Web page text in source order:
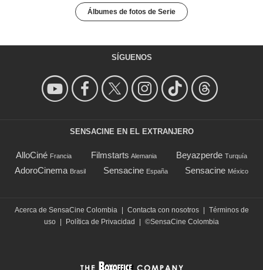
Álbumes de fotos de Serie
SÍGUENOS
SENSACINE EN EL EXTRANJERO
AlloCiné Francia Filmstarts Alemania Beyazperde Turquía
AdoroCinema Brasil Sensacine España Sensacine México
Acerca de SensaCine Colombia | Contacta con nosotros | Términos de
uso | Política de Privacidad | ©SensaCine Colombia